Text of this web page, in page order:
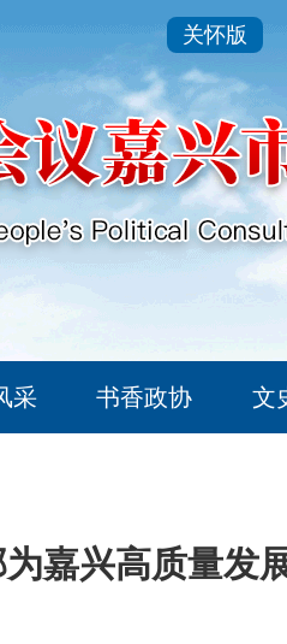
关怀版
采 书香政协 文
嘉兴高质量发